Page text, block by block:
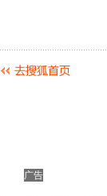
广告